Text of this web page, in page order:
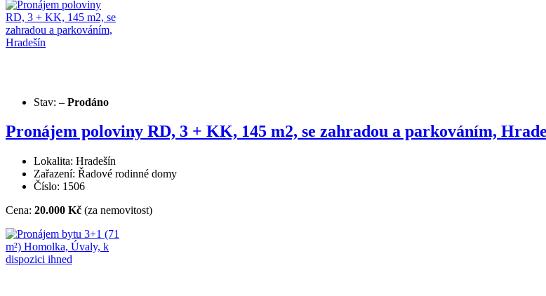
Stav: – Prodáno
Pronájem poloviny RD, 3 + KK, 145 m2, se zahradou a parkováním,
Lokalita: Hradešín
Zařazení: Řadové rodinné domy
Číslo: 1506
Cena: 20.000 Kč (za nemovitost)